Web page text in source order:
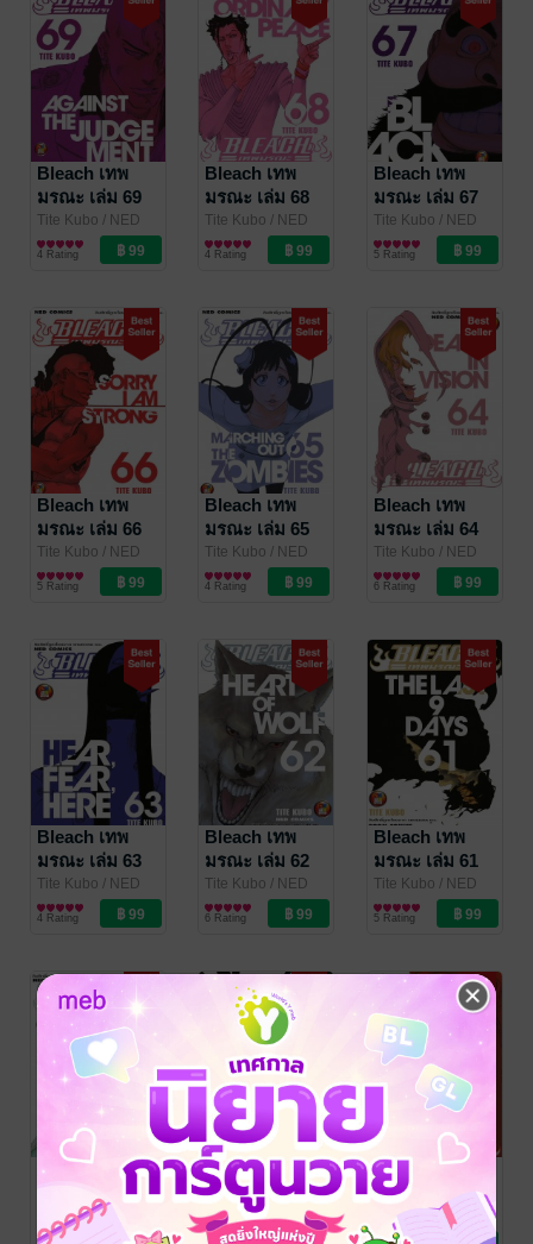
Bleach เทพ
มรณะ เล่ม 69
Tite Kubo / NED
Comics
การ์ตูนทั่วไป
4 Rating
Bleach เทพ
มรณะ เล่ม 68
Tite Kubo / NED
Comics
การ์ตูนทั่วไป
4 Rating
Bleach เทพ
มรณะ เล่ม 67
Tite Kubo / NED
Comics
การ์ตูนทั่วไป
5 Rating
Bleach เทพ
มรณะ เล่ม 66
Tite Kubo / NED
Comics
การ์ตูนทั่วไป
5 Rating
Bleach เทพ
มรณะ เล่ม 65
Tite Kubo / NED
Comics
การ์ตูนทั่วไป
4 Rating
Bleach เทพ
มรณะ เล่ม 64
Tite Kubo / NED
Comics
การ์ตูนทั่วไป
6 Rating
Bleach เทพ
มรณะ เล่ม 63
Tite Kubo / NED
Comics
การ์ตูนทั่วไป
4 Rating
Bleach เทพ
มรณะ เล่ม 62
Tite Kubo / NED
Comics
การ์ตูนทั่วไป
6 Rating
Bleach เทพ
มรณะ เล่ม 61
Tite Kubo / NED
Comics
การ์ตูนทั่วไป
5 Rating
Bleach เทพ
มรณะ เล่ม 60
Tite Kubo/ NED
Comics
การ์ตูนทั่วไป
Bleach เทพ
มรณะ เล่ม 59
Tite Kubo/ NED
Comics
การ์ตูนทั่วไป
Bleach เทพ
มรณะ เล่ม 58
Tite Kubo
/ NED
Comics
การ์ตูนทั่วไป